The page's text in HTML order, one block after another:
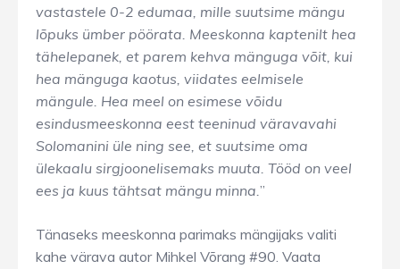
vastastele 0-2 edumaa, mille suutsime mängu
lõpuks ümber pöörata. Meeskonna kaptenilt hea
tähelepanek, et parem kehva mänguga võit, kui
hea mänguga kaotus, viidates eelmisele
mängule. Hea meel on esimese võidu
esindusmeeskonna eest teeninud väravavahi
Solomanini üle ning see, et suutsime oma
ülekaalu sirgjoonelisemaks muuta. Tööd on veel
ees ja kuus tähtsat mängu minna.”
Tänaseks meeskonna parimaks mängijaks valiti
kahe värava autor Mihkel Võrang #90. Vaata